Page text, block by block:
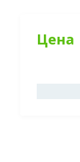
Цена